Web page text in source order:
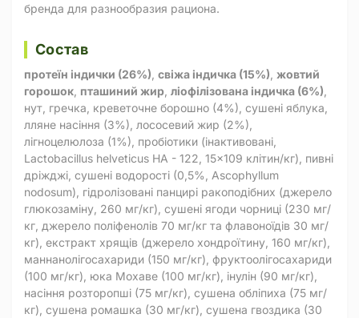
бренда для разнообразия рациона.
Состав
протеїн індички (26%) свіжа індичка (15%) жовтий
горошок пташиний жир ліофілізована індичка (6%)
нут, гречка, креветочне борошно (4%), сушені яблука,
лляне насіння (3%), лососевий жир (2%),
лігноцелюлоза (1%), пробіотики (інактивовані,
Lactobacillus helveticus HA - 122, 15x109 клітин/кг), пивні
дріжджі, сушені водорості (0,5%, Ascophyllum
nodosum), гідролізовані панцирі ракоподібних (джерело
глюкозаміну, 260 мг/кг), сушені ягоди чорниці (230 мг/
кг, джерело поліфенолів 70 мг/кг та флавоноїдів 30 мг/
кг), екстракт хрящів (джерело хондроїтину, 160 мг/кг),
маннанолігосахариди (150 мг/кг), фруктоолігосахариди
(100 мг/кг), юка Мохаве (100 мг/кг), інулін (90 мг/кг),
насіння розторопші (75 мг/кг), сушена обліпиха (75 мг/
кг), сушена ромашка (30 мг/кг), сушена гвоздика (30